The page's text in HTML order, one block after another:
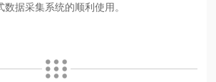
据采集系统的顺利使用。